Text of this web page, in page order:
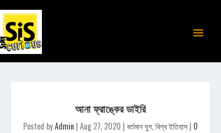
আনা ফ্রাঙ্কের ডাইরি
Posted byAdmin | Aug 27, 2020 | বর্তমান যুগ,বিশ্ব ইতিহাস | 0